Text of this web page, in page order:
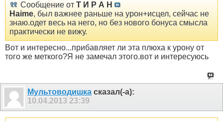
Сообщение от Т И Р А Н
Haime, был важнее раньше на урон+исцел, сейчас не
знаю.одет весь на него, но без нового бонуса смысла
практически не вижу.
Вот и интересно...прибавляет ли эта плюха к урону от
того же меткого?Я не замечал этого.вот и интересуюсь
Мультоводишка сказал(-а):
10.04.2013 23:39